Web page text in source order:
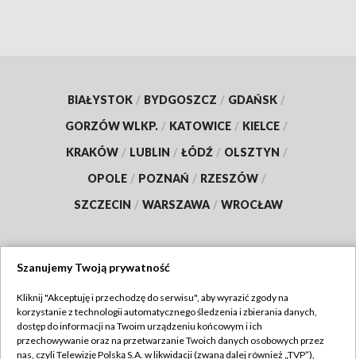
BIAŁYSTOK / BYDGOSZCZ / GDAŃSK /
GORZÓW WLKP. / KATOWICE / KIELCE /
KRAKÓW / LUBLIN / ŁÓDŹ / OLSZTYN /
OPOLE / POZNAŃ / RZESZÓW /
SZCZECIN / WARSZAWA / WROCŁAW
TVP
Abonament TVP
Regulamin TVP
Szanujemy Twoją prywatność
Kliknij "Akceptuję i przechodzę do serwisu", aby wyrazić zgody na
korzystanie z technologii automatycznego śledzenia i zbierania danych,
dostęp do informacji na Twoim urządzeniu końcowym i ich
przechowywanie oraz na przetwarzanie Twoich danych osobowych przez
nas, czyli Telewizję Polską S.A. w likwidacji (zwaną dalej również „TVP”),